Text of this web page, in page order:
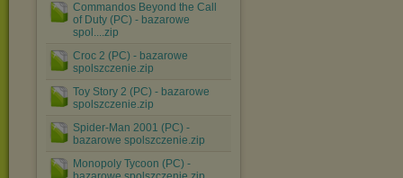
Commandos Beyond the Call
of Duty (PC) - bazarowe
spol....zip
Croc 2 (PC) - bazarowe
spolszczenie.zip
Toy Story 2 (PC) - bazarowe
spolszczenie.zip
Spider-Man 2001 (PC) -
bazarowe spolszczenie.zip
Monopoly Tycoon (PC) -